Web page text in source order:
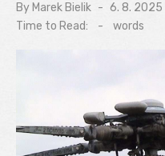
By Marek Bielik
Posted
on
6. 8. 2025
Time to Read:
- words